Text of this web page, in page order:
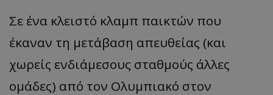
Σε ένα κλειστό κλαμπ παικτών που
έκαναν τη μετάβαση απευθείας (και
χωρείς ενδιάμεσους σταθμούς άλλες
ομάδες) από τον Ολυμπιακό στον